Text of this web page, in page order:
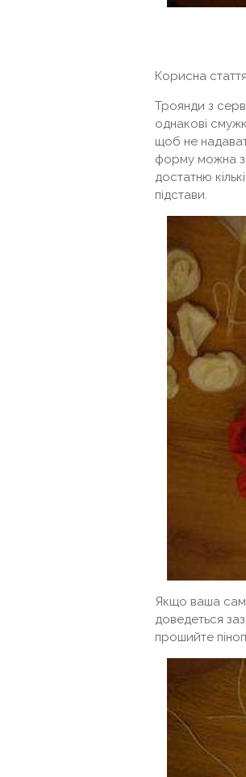
Корисна
Троянди з
однакові
щоб не
форму можна
достатню
підстави.
Якщо ваша
доведеться
прошийте